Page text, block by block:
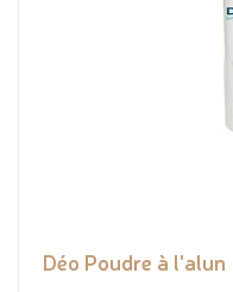
Déo Poudre à l'alun